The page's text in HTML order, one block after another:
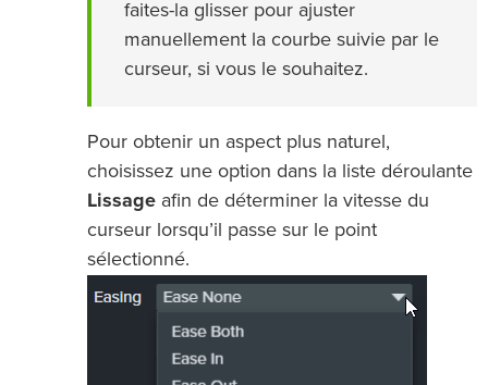
faites-la glisser pour ajuster
manuellement la courbe suivie par le
curseur, si vous le souhaitez.
Pour obtenir un aspect plus naturel,
choisissez une option dans la liste déroulante
Lissage afin de déterminer la vitesse du
curseur lorsqu’il passe sur le point
sélectionné.